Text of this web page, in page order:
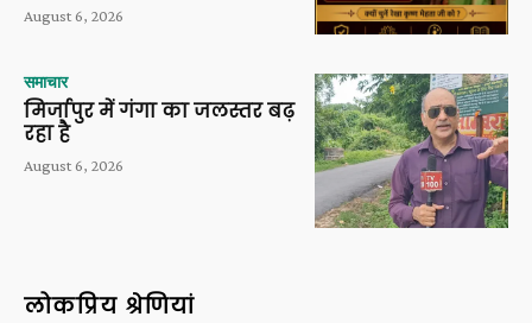
August 6, 2026
समाचार
मिर्जापुर में गंगा का जलस्तर बढ़
रहा है
August 6, 2026
लोकप्रिय श्रेणियां